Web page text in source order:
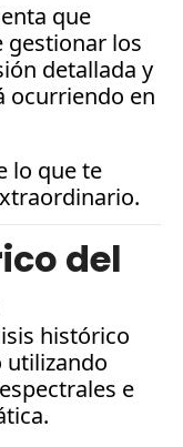
que
los
detallada y
ocurriendo en
lo que te
del
histórico
utilizando
e